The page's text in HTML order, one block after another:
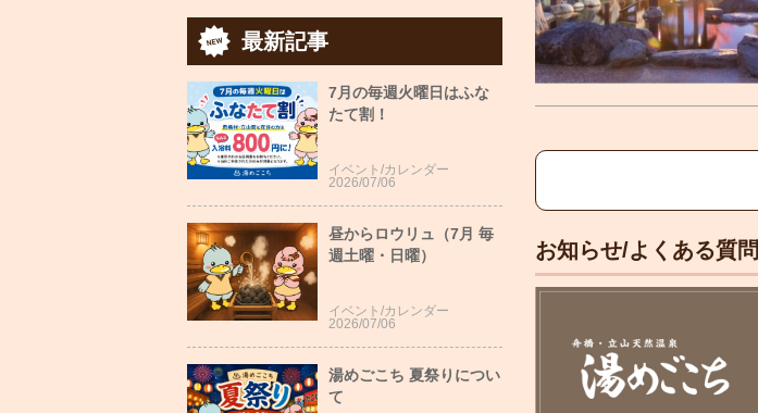
お知らせ/よくある質問
最新記事
7月の毎週火曜日はふな
たて割！
イベント/カレンダー
2026/07/06
昼からロウリュ（7月 毎
週土曜・日曜）
イベント/カレンダー
2026/07/06
湯めごこち 夏祭りについ
て